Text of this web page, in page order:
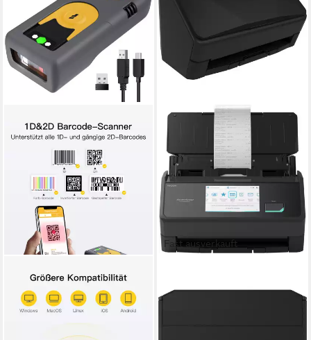
1D/2D Bluetooth Scanner mit
2,4Ghz USB Adapter, BCST-
UVP129,99 €
Fast ausverkauft